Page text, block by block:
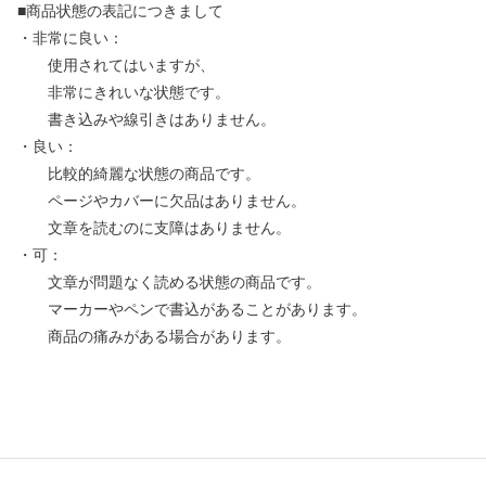
■商品状態の表記につきまして
・非常に良い：
使用されてはいますが、
非常にきれいな状態です。
書き込みや線引きはありません。
・良い：
比較的綺麗な状態の商品です。
ページやカバーに欠品はありません。
文章を読むのに支障はありません。
・可：
文章が問題なく読める状態の商品です。
マーカーやペンで書込があることがあります。
商品の痛みがある場合があります。